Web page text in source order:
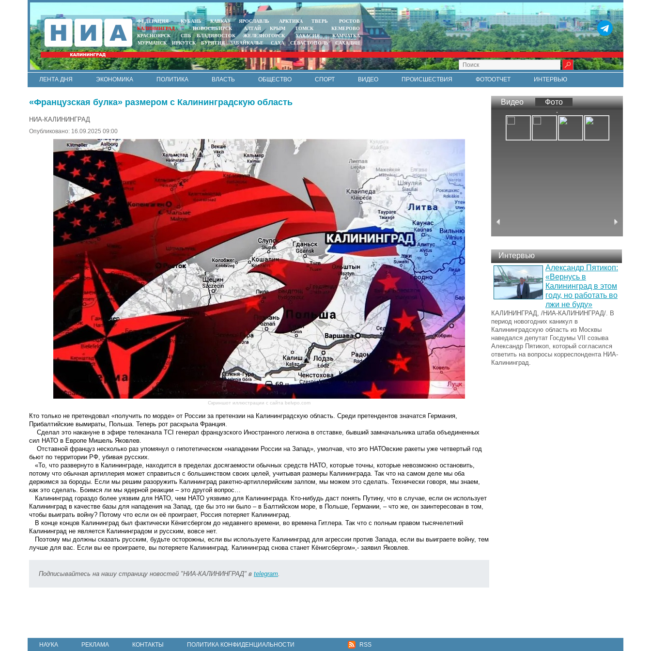
ФЕДЕРАЦИЯ КУБАНЬ КАВКАЗ ЯРОСЛАВЛЬ АРКТИКА ТВЕРЬ
РОСТОВ
КАЛИНИНГРАД
НОВОСИБИРСК АЛТАЙ КРЫМ ТОМСК
КЕМЕРОВО
КРАСНОЯРСК
СПБ ВЛАДИВОСТОК ЖЕЛЕЗНОГОРСК ХАКАСИЯ
КАМЧАТКА
МУРМАНСК
ИРКУТСК БУРЯТИЯ ЗАБАЙКАЛЬЕ САХА СЕВАСТОПОЛЬ САХАЛИН
ЛЕНТА ДНЯ ЭКОНОМИКА ПОЛИТИКА ВЛАСТЬ ОБЩЕСТВО СПОРТ ВИДЕО ПРОИСШЕСТВИЯ ФОТООТЧЕТ
ИНТЕРВЬЮ
«Французская булка» размером с Калининградскую область
НИА-КАЛИНИНГРАД
Опубликовано: 16.09.2025 09:00
Скриншот иллюстрации с сайта belvpo.com
Кто только не претендовал «получить по морде» от России за претензии на Калининградскую область. Среди претендентов значатся Германия,
Прибалтийские вымираты, Польша. Теперь рот раскрыла Франция.
Сделал это накануне в эфире телеканала TCI генерал французского Иностранного легиона в отставке, бывший замначальника штаба объединенных
сил НАТО в Европе Мишель Яковлев.
Отставной француз несколько раз упомянул о гипотетическом «нападении России на Запад», умолчав, что это НАТОвские ракеты уже четвертый год
бьют по территории РФ, убивая русских.
«То, что развернуто в Калининграде, находится в пределах досягаемости обычных средств НАТО , которые точны, которые невозможно остановить,
потому что обычная артиллерия может справиться с большинством своих целей, учитывая размеры Калининграда . Так что на самом деле мы оба
держимся за бороды.
Если мы решим разоружить Калининград ракетно-артиллерийским залпом, мы можем это сделать . Технически говоря, мы знаем,
как это сделать.
Боимся ли мы ядерной реакции – это другой вопрос…
Калининград гораздо более уязвим для НАТО, чем НАТО уязвимо для Калининграда.
Кто-нибудь даст понять Путину, что в случае, если он использует
Калининград в качестве базы для нападения на Запад, где бы это ни было – в Балтийском море, в Польше, Германии, – что же, он заинтересован в том,
чтобы выиграть войну? Потому что если он её проиграет, Россия потеряет Калининград.
В конце концов Калининград был фактически Кёнигсбергом до недавнего времени, во времена Гитлера. Так что с полным правом тысячелетний
Калининград не является Калининградом и русским, вовсе нет.
Поэтому мы должны сказать русским, будьте осторожны, если вы используете Калининград для агрессии против Запада, если вы выиграете войну, тем
лучше для вас. Если вы ее проиграете, вы потеряете Калининград. Калининград снова станет Кёнигсбергом»,- заявил Яковлев.
Подписывайтесь на нашу страницу новостей "НИА-КАЛИНИНГРАД" в telegram
Видео Фото
Интервью
Александр Пятикоп:
«Вернусь в
Калининград в этом
году, но работать во
лжи не буду»
КАЛИНИНГРАД, /НИА-КАЛИНИНГРАД/. В
период новогодних каникул в
Калининградскую область из Москвы
наведался депутат Госдумы VII созыва
Александр Пятикоп, который согласился
ответить на вопросы корреспондента НИА-
Калининград.
НАУКА РЕКЛАМА КОНТАКТЫ ПОЛИТИКА КОНФИДЕНЦИАЛЬНОСТИ RSS